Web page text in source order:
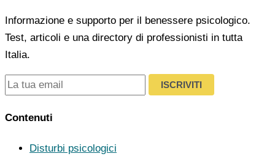
Informazione e supporto per il benessere psicologico.
Test, articoli e una directory di professionisti in tutta
Italia.
ISCRIVITI
Contenuti
Disturbi psicologici